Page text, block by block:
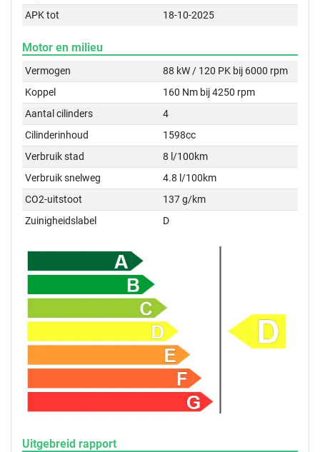
APK tot
18-10-2025
Motor en milieu
Vermogen
88 kW / 120 PK bij 6000 rpm
Koppel
160 Nm bij 4250 rpm
Aantal cilinders
4
Cilinderinhoud
1598cc
Verbruik stad
8 l/100km
Verbruik snelweg
4.8 l/100km
CO2-uitstoot
137 g/km
Zuinigheidslabel
D
Uitgebreid rapport